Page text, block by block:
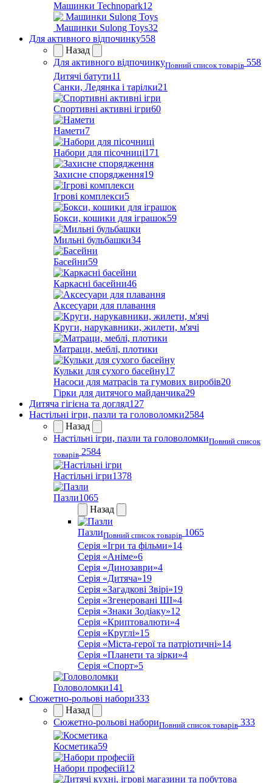
Машинки Technopark12
Машинки Sulong Toys32
Для активного відпочинку558
Назад
Для активного відпочинкуПовний список товарів 558
Дитячі батути11
Санки, Ледянка і тарілки21
Спортивні активні ігри60
Намети7
Набори для пісочниці171
Захисне спорядження19
Ігрові комплекси5
Бокси, кошики для іграшок59
Мильні бульбашки34
Басейни59
Каркасні басейни46
Аксесуари для плавання
Круги, нарукавники, жилети, м'ячі
Матраци, меблі, плотики
Кульки для сухого басейну17
Насоси для матрасів та гумових виробів20
Гірки для дитячого майданчика29
Дитяча гігієна та догляд127
Настільні ігри, пазли та головоломки2584
Назад
Настільні ігри, пазли та головоломкиПовний список
товарів 2584
Настільні ігри1378
Пазли1065
Назад
ПазлиПовний список товарів 1065
Серія «Ігри та фільми»14
Серія «Аніме»6
Серія «Динозаври»4
Серія «Дитяча»19
Серія «Загадкові Звірі»19
Серія «Згенеровані ШІ»4
Серія «Знаки Зодіаку»12
Серія «Криптовалюти»4
Серія «Круглі»15
Серія «Міста-герої та патріотичні»14
Серія «Планети та зірки»4
Серія «Спорт»5
Головоломки141
Сюжетно-рольові набори333
Назад
Сюжетно-рольові набориПовний список товарів 333
Косметика59
Набори професій12